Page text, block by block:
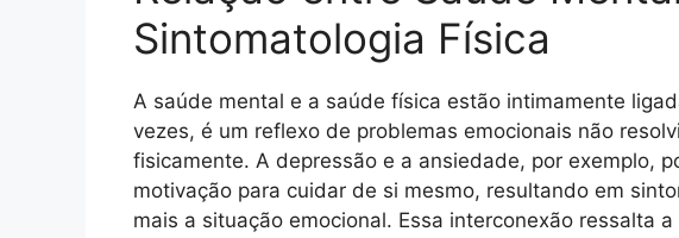
Sintomatologia Física
A saúde mental e a saúde física estão intimamente
vezes, é um reflexo de problemas emocionais não
fisicamente. A depressão e a ansiedade, por exemplo,
motivação para cuidar de si mesmo, resultando em
mais a situação emocional. Essa interconexão ressalta